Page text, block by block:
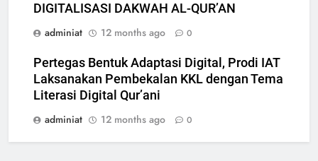
DIGITALISASI DAKWAH AL-QUR’AN
adminiat
12 months ago 0
Pertegas Bentuk Adaptasi Digital, Prodi IAT
Laksanakan Pembekalan KKL dengan Tema
Literasi Digital Qur’ani
adminiat
12 months ago 0